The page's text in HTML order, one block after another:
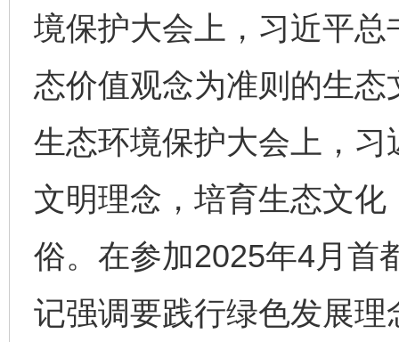
境保护大会上，习近平
态价值观念为准则的生
生态环境保护大会上，
文明理念，培育生态文
俗。在参加2025年4月首
记强调要践行绿色发展